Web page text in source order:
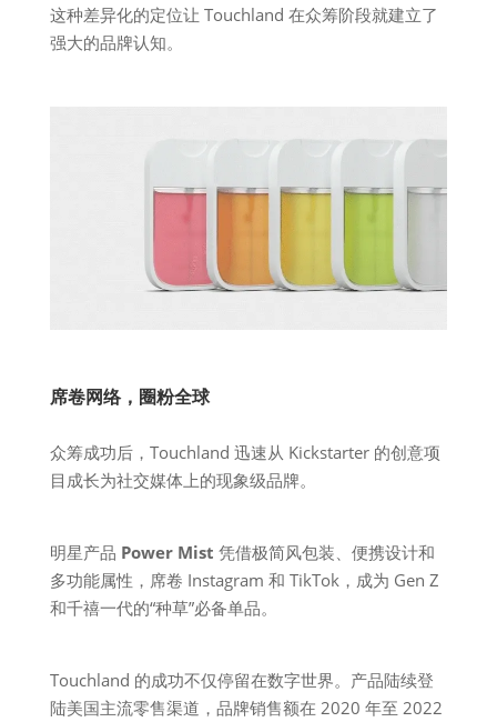
这种差异化的定位让 Touchland 在众筹阶段就建立了
强大的品牌认知。
席卷网络，圈粉全球
众筹成功后，Touchland 迅速从 Kickstarter 的创意项
目成长为社交媒体上的现象级品牌。
明星产品 Power Mist 凭借极简风包装、便携设计和
多功能属性，席卷 Instagram 和 TikTok，成为 Gen Z
和千禧一代的“种草”必备单品。
Touchland 的成功不仅停留在数字世界。产品陆续登
陆美国主流零售渠道，品牌销售额在 2020 年至 2022